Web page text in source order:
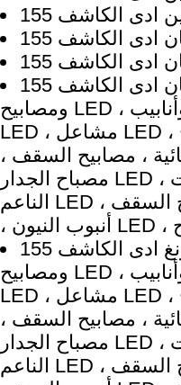
تشونغشان ادى الكاشف 155W ساحة الصمام الفيضانات lisht موردي
ومصابيح LED ، لمبات وأنابيب LED ، صمامات ، نظام إضاءة سيارات ، إضاءة
LED ، مشاعل LED ، إضاءة للعيد ، إضاءة خلفية ، مصابيح الشوارع ، مصابيح
، مصابيح السقف ،
مصباح الجدار LED ، ضوء الفيضانات LED ، ضوء بانيل LED ، ضوء الشريط
الناعم LED ، مصباح السقف LED ، مصباح السقف LED ، مصباح السقف LED
قوانغدونغ ادى الكاشف 155W ساحة الصمام الفيضانات lisht موردي
ومصابيح LED ، لمبات وأنابيب LED ، صمامات ، نظام إضاءة سيارات ، إضاءة
LED ، مشاعل LED ، إضاءة للعيد ، إضاءة خلفية ، مصابيح الشوارع ، مصابيح
، مصابيح السقف ،
مصباح الجدار LED ، ضوء الفيضانات LED ، ضوء بانيل LED ، ضوء الشريط
الناعم LED ، مصباح السقف LED ، مصباح السقف LED ، مصباح السقف LED